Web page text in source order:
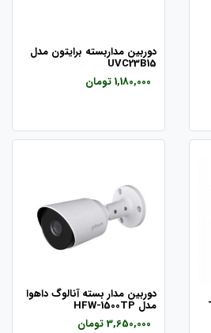
دوربین مداربسته برایتون مدل
UVC23B15
1,180,000 تومان
دوربین مدار بسته آنالوگ داهوا
مدل HFW-1500TP
3,650,000 تومان